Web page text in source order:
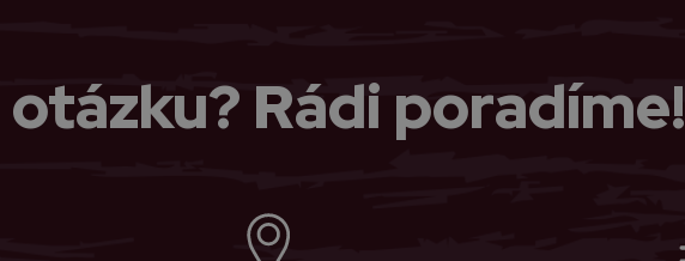
Rádi poradíme!